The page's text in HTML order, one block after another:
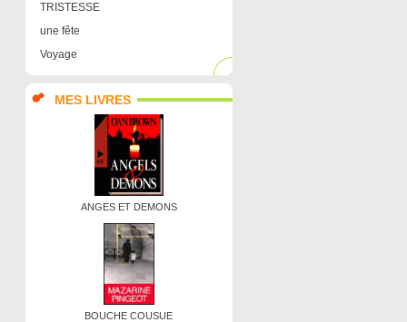
TRISTESSE
une fête
Voyage
MES LIVRES
ANGES ET DEMONS
BOUCHE COUSUE